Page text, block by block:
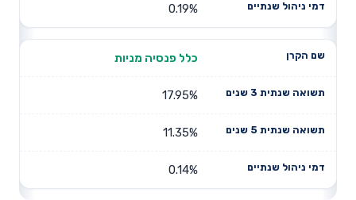
0.19%
כלל פנסיה מניות
17.95%
11.35%
0.14%